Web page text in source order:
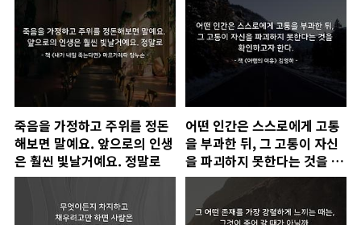
죽음을 가정하고 주위를 정돈
해보면 말예요. 앞으로의 인생
은 훨씬 빛날거예요. 정말로
어떤 인간은 스스로에게 고통
을 부과한 뒤, 그 고통이 자신
을 파괴하지 못한다는 것을 확
인하고자 한다.